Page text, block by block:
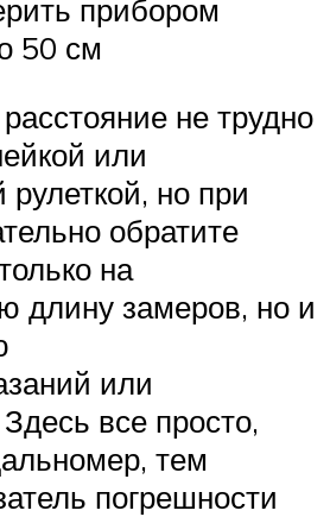
прибором
50 см
не трудно
или
рулеткой, но при
обратите
на
длину замеров, но и
или
все просто,
тем
погрешности